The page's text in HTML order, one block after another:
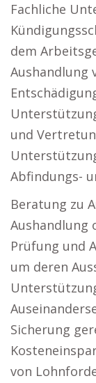
Fachliche
dem
Aushandlung
und
Abfindungs-
Beratung zu
Aushandlung
Prüfung und
um deren
Sicherung
von